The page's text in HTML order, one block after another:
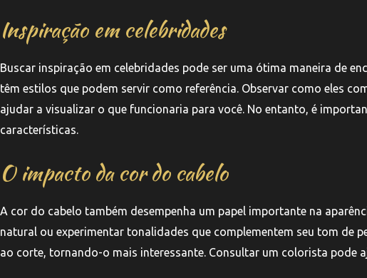
Inspiração em celebridades
Buscar inspiração em celebridades pode ser uma ótima maneira de
têm estilos que podem servir como referência. Observar como eles
ajudar a visualizar o que funcionaria para você. No entanto, é
características.
O impacto da cor do cabelo
A cor do cabelo também desempenha um papel importante na
natural ou experimentar tonalidades que complementem seu tom de
ao corte, tornando-o mais interessante. Consultar um colorista pode